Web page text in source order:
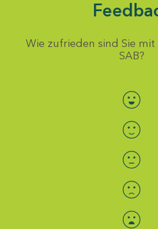
Wie zufrieden sind Sie
SAB?